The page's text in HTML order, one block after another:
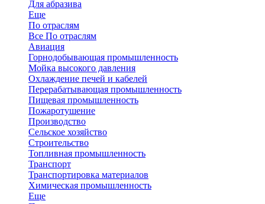
Для абразива
Еще
По отраслям
Все По отраслям
Авиация
Горнодобывающая промышленность
Мойка высокого давления
Охлаждение печей и кабелей
Перерабатывающая промышленность
Пищевая промышленность
Пожаротушение
Производство
Сельское хозяйство
Строительство
Топливная промышленность
Транспорт
Транспортировка материалов
Химическая промышленность
Еще